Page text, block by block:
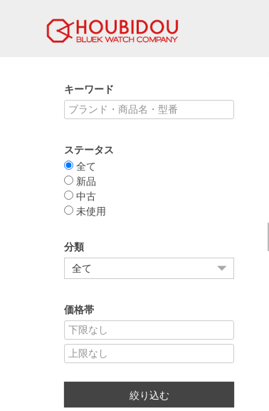
キーワード
ステータス
全て
新品
中古
未使用
分類
価格帯
絞り込む